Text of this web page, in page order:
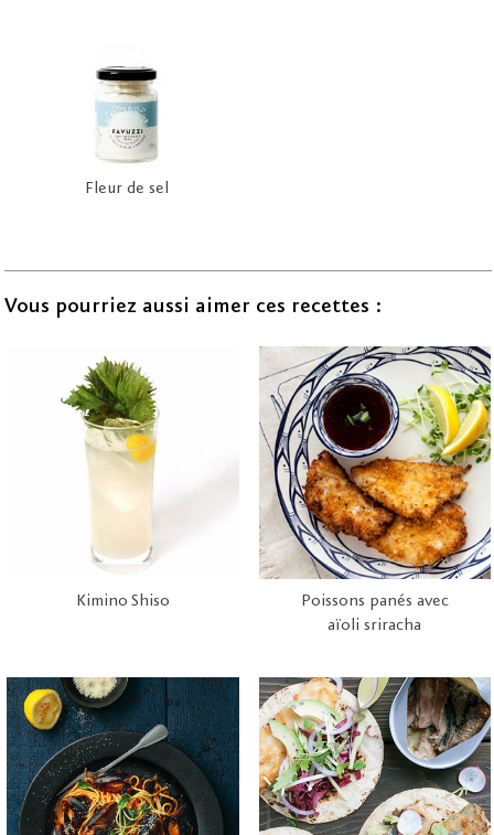
Fleur de sel
Vous pourriez aussi aimer ces recettes :
Kimino Shiso
Poissons panés avec
aïoli sriracha